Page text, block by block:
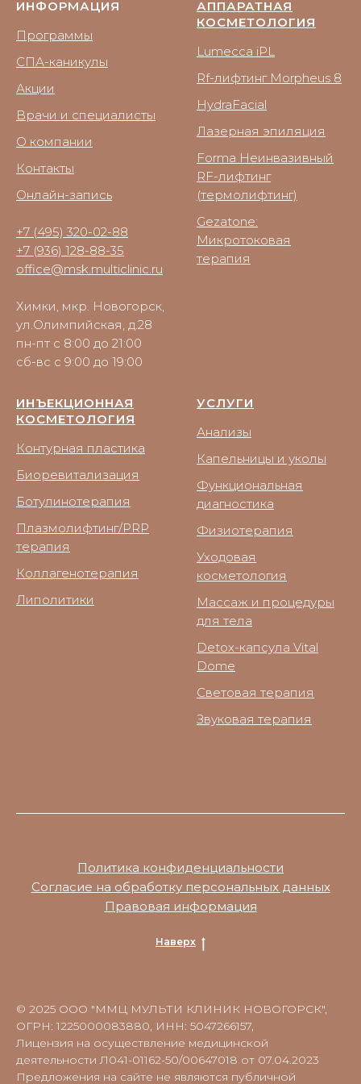
ИНФОРМАЦИЯ
Программы
СПА-каникулы
Акции
Врачи и специалисты
О компании
Контакты
Онлайн-запись
+7 (495) 320-02-88
+7 (936) 128-88-35
office@msk.multiclinic.ru
Химки, мкр. Новогорск,
ул.Олимпийская, д.28
пн-пт с 8:00 до 21:00
сб-вс с 9:00 до 19:00
АППАРАТНАЯ
КОСМЕТОЛОГИЯ
Lumecca iPL
Rf-лифтинг Morpheus 8
HydraFacial
Лазерная эпиляция
Forma Неинвазивный
RF-лифтинг
(термолифтинг)
Gezatone:
Микротоковая
терапия
ИНЪЕКЦИОННАЯ
КОСМЕТОЛОГИЯ
Контурная пластика
Биоревитализация
Ботулинотерапия
Плазмолифтинг/PRP
терапия
Коллагенотерапия
Липолитики
УСЛУГИ
Анализы
Капельницы и уколы
Функциональная
диагностика
Физиотерапия
Уходовая
косметология
Массаж и процедуры
для тела
Detox-капсула Vital
Dome
Световая терапия
Звуковая терапия
Политика конфиденциальности
Согласие на обработку персональных данных
Правовая информация
Наверх
© 2025 ООО "ММЦ МУЛЬТИ КЛИНИК НОВОГОРСК",
ОГРН: 1225000083880, ИНН: 5047266157,
Лицензия на осуществление медицинской
деятельности Л041-01162-50/00647018 от 07.04.2023
Предложения на сайте не являются публичной